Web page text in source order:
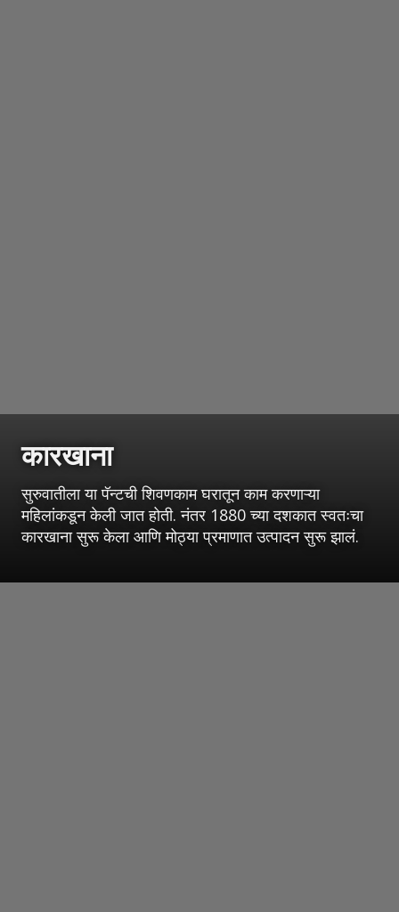
कारखाना
सुरुवातीला या पॅन्टची शिवणकाम घरातून काम करणाऱ्या
महिलांकडून केली जात होती. नंतर 1880 च्या दशकात स्वतःचा
कारखाना सुरू केला आणि मोठ्या प्रमाणात उत्पादन सुरू झालं.